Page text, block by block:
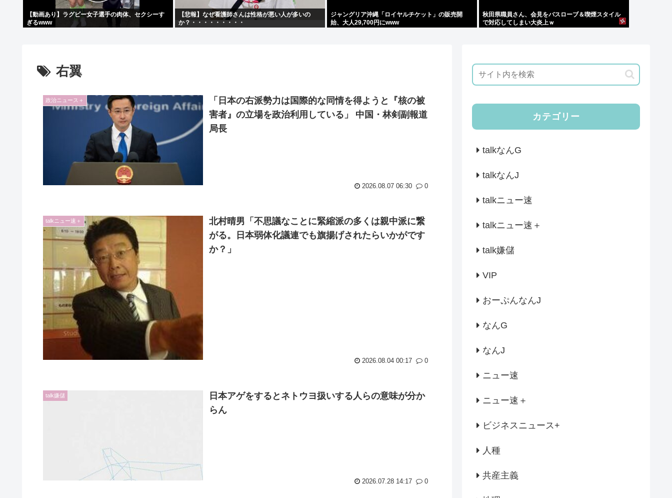
【動画あり】ラグビー女子選手の肉体、セクシーす
ぎるwww
【悲報】なぜ看護師さんは性格が悪い人が多いの
か？・・・・・・・・・
ジャングリア沖縄「ロイヤルチケット」の販売開
始、大人29,700円にwww
秋田県職員さん、会見をバスローブ＆喫煙スタイル
で対応してしまい大炎上ｗ
右翼
政治ニュース＋
「日本の右派勢力は国際的な同情を得ようと『核の被
害者』の立場を政治利用している」 中国・林剣副報道
局長
2026.08.07 06:30 0
talkニュー速＋
北村晴男「不思議なことに緊縮派の多くは親中派に繋
がる。日本弱体化議連でも旗揚げされたらいかがです
か？」
2026.08.04 00:17 0
talk嫌儲
日本アゲをするとネトウヨ扱いする人らの意味が分か
らん
2026.07.28 14:17 0
カテゴリー
talkなんG
talkなんJ
talkニュー速
talkニュー速＋
talk嫌儲
VIP
おーぷんなんJ
なんG
なんJ
ニュー速
ニュー速＋
ビジネスニュース+
人種
共産主義